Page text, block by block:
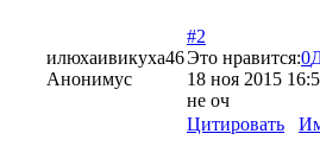
илюхаивикуха46
Анонимус
#2
Это нравится:0
18 ноя 2015
не оч
Цитировать